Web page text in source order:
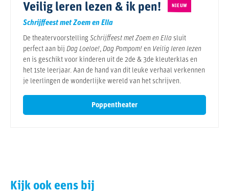
Veilig leren lezen & ik pen! NIEUW
Schrijffeest met Zoem en Ella
De theatervoorstelling Schrijffeest met Zoem en Ella sluit
perfect aan bij Dag Loeloe!, Dag Pompom! en Veilig leren lezen
en is geschikt voor kinderen uit de 2de & 3de kleuterklas en
het 1ste leerjaar. Aan de hand van dit leuke verhaal verkennen
je leerlingen de wonderlijke wereld van het schrijven.
Poppentheater
Kijk ook eens bij